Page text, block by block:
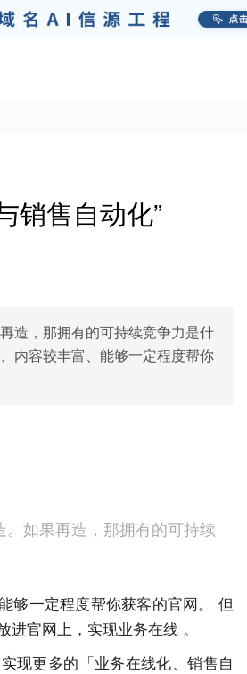
销售⾃动化”
造，那拥有的可持续竞争力是什
内容较丰富、能够⼀定程度帮你
如果再造，那拥有的可持续
够⼀定程度帮你获客的官⽹。 但
官⽹上，实现业务在线 。
现更多的「业务在线化、销售⾃